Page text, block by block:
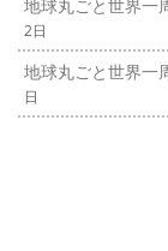
地球丸ごと世界一
2日
地球丸ごと世界一
日